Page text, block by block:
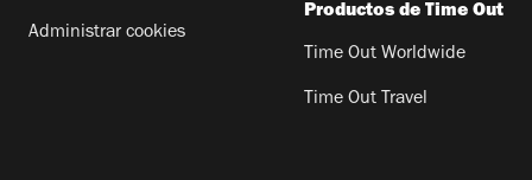
Administrar cookies
Productos de Time Out
Time Out Worldwide
Time Out Travel